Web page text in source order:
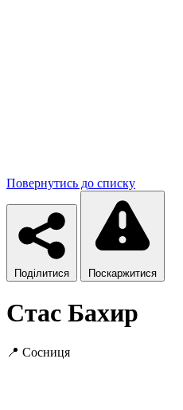
Повернутись до списку
Поділитися Поскаржитися
Стас Бахир
📍 Сосниця